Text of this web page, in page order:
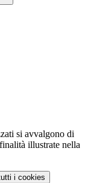
si avvalgono di
illustrate nella
i cookies